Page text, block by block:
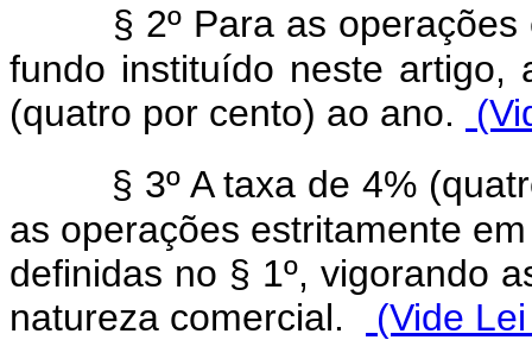
§ 2º Para as
fundo instituído neste
(quatro por cento) ao ano.
§ 3º A taxa de 4%
as operações estritamente
definidas no § 1º, vigorando
natureza comercial.
(Vide